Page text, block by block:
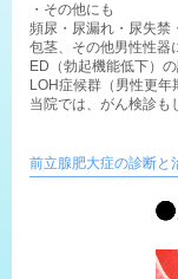
・その他にも
頻尿・尿漏れ・尿失禁
包茎、その他男性性器
ED（勃起機能低下）
LOH症候群（男性更年
当院では、がん検診も
前立腺肥大症の診断と